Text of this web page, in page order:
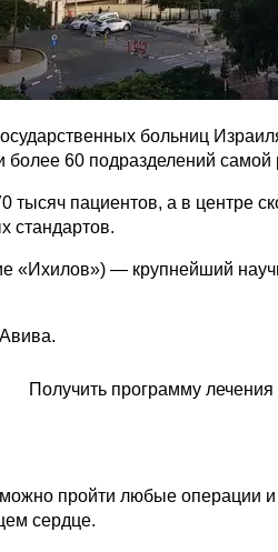
больниц
60 подразделений
пациентов, а в центре
стандартов.
«Ихилов») — крупнейший
Получить программу
пройти любые операции
сердце.